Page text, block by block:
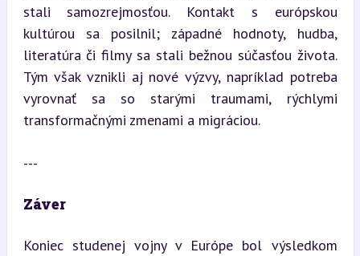
stali samozrejmosťou. Kontakt s európskou
kultúrou sa posilnil; západné hodnoty, hudba,
literatúra či filmy sa stali bežnou súčasťou života.
Tým však vznikli aj nové výzvy, napríklad potreba
vyrovnať sa so starými traumami, rýchlymi
transformačnými zmenami a migráciou.
---
Záver
Koniec studenej vojny v Európe bol výsledkom